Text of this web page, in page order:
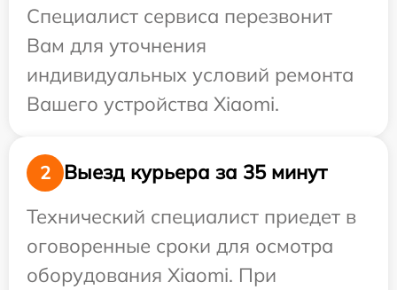
Специалист сервиса перезвонит
Вам для уточнения
индивидуальных условий ремонта
Вашего устройства Xiaomi.
2
Выезд курьера за 35 минут
Технический специалист приедет в
оговоренные сроки для осмотра
оборудования Xiaomi. При